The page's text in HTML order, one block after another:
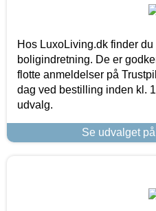
Hos LuxoLiving.dk finder
boligindretning. De er
flotte anmeldelser på
dag ved bestilling inden kl.
udvalg.
Se udvalget